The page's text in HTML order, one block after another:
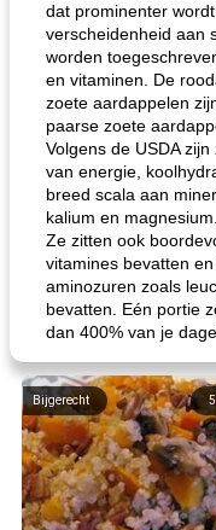
dat prominenter
verscheidenheid aan
worden
en vitaminen. De
zoete aardappelen
paarse zoete
Volgens de USDA
van energie,
breed scala aan
kalium en magnesium.
Ze zitten ook
vitamines bevatten
aminozuren zoals
bevatten. Eén portie
dan 400% van je
Bijgerecht